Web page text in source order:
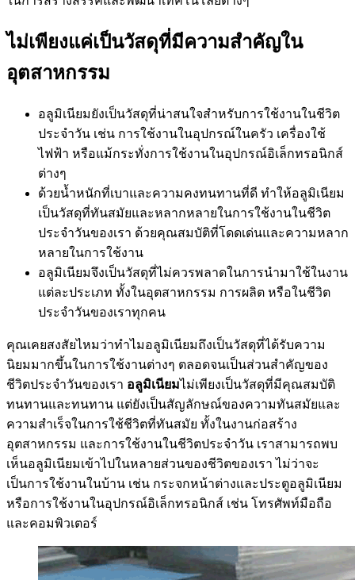
ไม่เพียงแค่เป็นวัสดุที่มีความสำคัญใน
อุตสาหกรรม
อลูมิเนียมยังเป็นวัสดุที่น่าสนใจสำหรับการใช้งานในชีวิต
ประจำวัน เช่น การใช้งานในอุปกรณ์ในครัว เครื่องใช้
ไฟฟ้า หรือแม้กระทั่งการใช้งานในอุปกรณ์อิเล็กทรอนิกส์
ต่างๆ
ด้วยน้ำหนักที่เบาและความคงทนทานที่ดี ทำให้อลูมิเนียม
เป็นวัสดุที่ทันสมัยและหลากหลายในการใช้งานในชีวิต
ประจำวันของเรา ด้วยคุณสมบัติที่โดดเด่นและความหลาก
หลายในการใช้งาน
อลูมิเนียมจึงเป็นวัสดุที่ไม่ควรพลาดในการนำมาใช้ในงาน
แต่ละประเภท ทั้งในอุตสาหกรรม การผลิต หรือในชีวิต
ประจำวันของเราทุกคน
คุณเคยสงสัยไหมว่าทำไมอลูมิเนียมถึงเป็นวัสดุที่ได้รับความ
นิยมมากขึ้นในการใช้งานต่างๆ ตลอดจนเป็นส่วนสำคัญของ
ชีวิตประจำวันของเรา อลูมิเนียมไม่เพียงเป็นวัสดุที่มีคุณสมบัติ
ทนทานและทนทาน แต่ยังเป็นสัญลักษณ์ของความทันสมัยและ
ความสำเร็จในการใช้ชีวิตที่ทันสมัย ทั้งในงานก่อสร้าง
อุตสาหกรรม และการใช้งานในชีวิตประจำวัน เราสามารถพบ
เห็นอลูมิเนียมเข้าไปในหลายส่วนของชีวิตของเรา ไม่ว่าจะ
เป็นการใช้งานในบ้าน เช่น กระจกหน้าต่างและประตูอลูมิเนียม
หรือการใช้งานในอุปกรณ์อิเล็กทรอนิกส์ เช่น โทรศัพท์มือถือ
และคอมพิวเตอร์